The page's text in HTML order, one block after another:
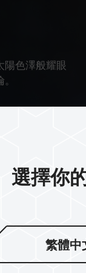
陽色澤般耀眼
選擇你
繁體中